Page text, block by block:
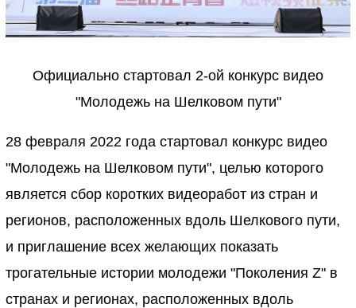
Официально стартовал 2-ой конкурс видео
"Молодежь на Шелковом пути"
28 февраля 2022 года стартовал конкурс видео
"Молодежь на Шелковом пути", целью которого
является сбор коротких видеоработ из стран и
регионов, расположенных вдоль Шелкового пути,
и приглашение всех желающих показать
трогательные истории молодежи "Поколения Z" в
странах и регионах, расположенных вдоль